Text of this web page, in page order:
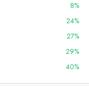
8%
24%
27%
29%
40%